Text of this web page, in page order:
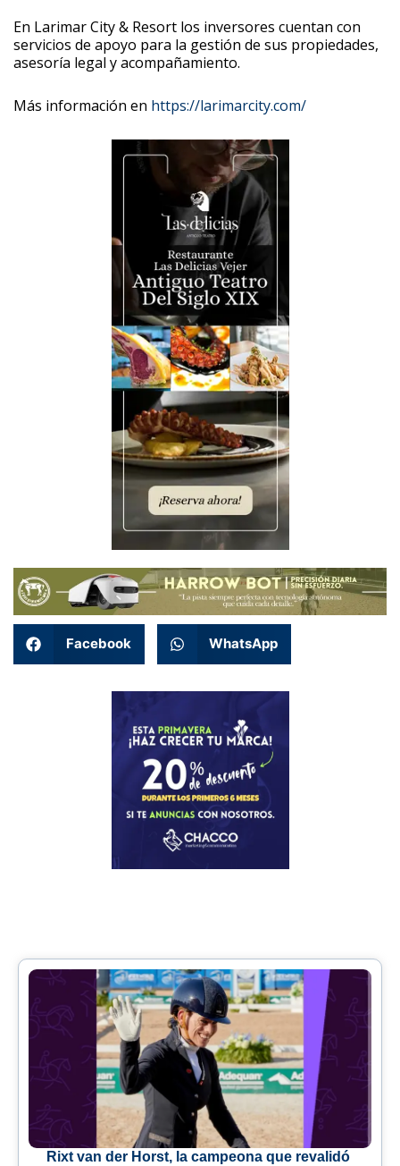
En Larimar City & Resort los inversores cuentan con
servicios de apoyo para la gestión de sus propiedades,
asesoría legal y acompañamiento.
Más información en https://larimarcity.com/
Facebook WhatsApp
Rixt van der Horst, la campeona que revalidó